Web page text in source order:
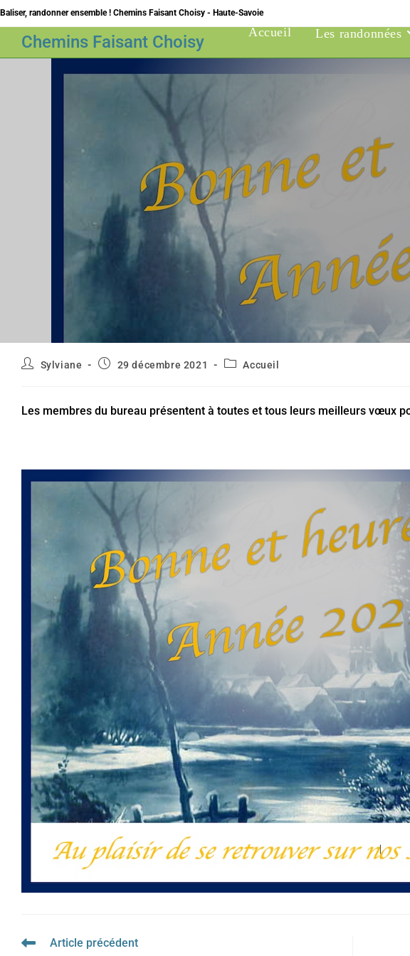
Skip
to
content
Baliser, randonner ensemble ! Chemins Faisant Choisy - Haute-Savoie
Chemins Faisant Choisy Accueil Les randonnées
Auteur/autrice
Sylviane
Publication
29 décembre 2021
PostAccueil
Les membres du bureau présentent à toutes et tous leurs meilleurs vœux
Read
Article précédent